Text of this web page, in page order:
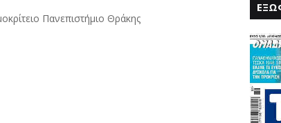
Πανεπιστήμιο Θράκης